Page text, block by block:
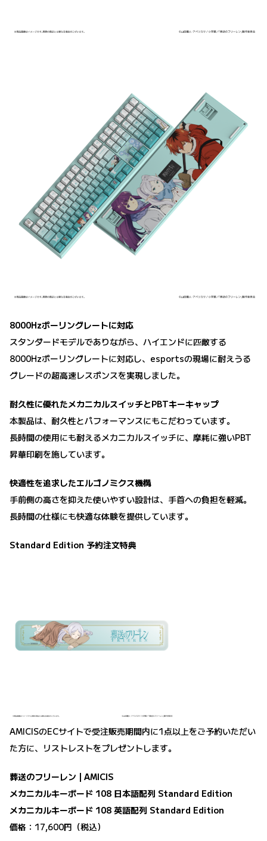
8000Hzポーリングレートに対応
スタンダードモデルでありながら、ハイエンドに匹敵する
8000Hzポーリングレートに対応し、esportsの現場に耐えうる
グレードの超高速レスポンスを実現しました。
耐久性に優れたメカニカルスイッチとPBTキーキャップ
本製品は、耐久性とパフォーマンスにもこだわっています。
長時間の使用にも耐えるメカニカルスイッチに、摩耗に強いPBT
昇華印刷を施しています。
快適性を追求したエルゴノミクス機構
手前側の高さを抑えた使いやすい設計は、手首への負担を軽減。
長時間の仕様にも快適な体験を提供しています。
Standard Edition 予約注文特典
AMICISのECサイトで受注販売期間内に1点以上をご予約いただい
た方に、リストレストをプレゼントします。
葬送のフリーレン | AMICIS
メカニカルキーボード 108 日本語配列 Standard Edition
メカニカルキーボード 108 英語配列 Standard Edition
価格：17,600円（税込）